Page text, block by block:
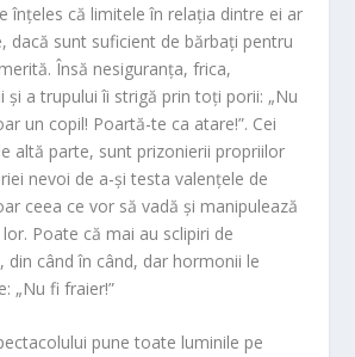
înțeles că limitele în relația dintre ei ar
dacă sunt suficient de bărbați pentru
Însă nesiguranța, frica,
și a trupului îi strigă prin toți porii: „Nu
un copil! Poartă-te ca atare!”. Cei
altă parte, sunt prizonierii propriilor
nevoi de a-și testa valențele de
ceea ce vor să vadă și manipulează
Poate că mai au sclipiri de
din când în când, dar hormonii le
„Nu fi fraier!”
pune toate luminile pe